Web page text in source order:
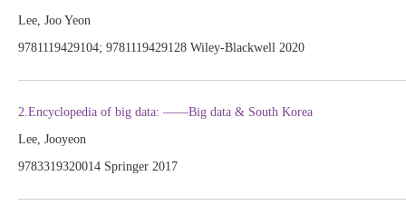
Lee, Joo Yeon
9781119429104; 9781119429128 Wiley-Blackwell 2020
2.Encyclopedia of big data: ——Big data & South Korea
Lee, Jooyeon
9783319320014 Springer 2017